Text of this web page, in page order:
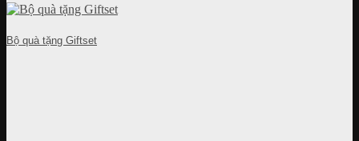
Bộ quà tặng Giftset